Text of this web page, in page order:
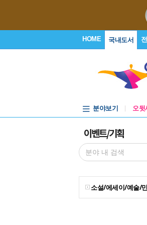
HOME 국내도서
분야보기 오뒷
이벤트/기획
소설/에세이/예술/